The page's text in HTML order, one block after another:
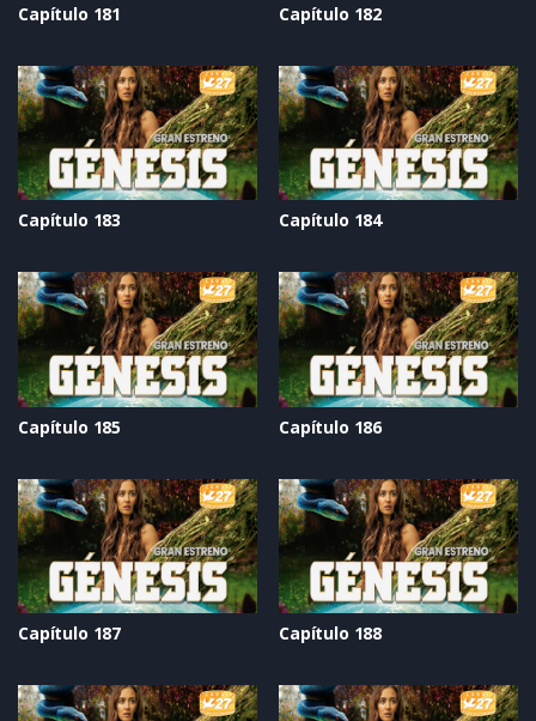
Capítulo 181 Capítulo 182
Capítulo 183 Capítulo 184
Capítulo 185 Capítulo 186
Capítulo 187 Capítulo 188